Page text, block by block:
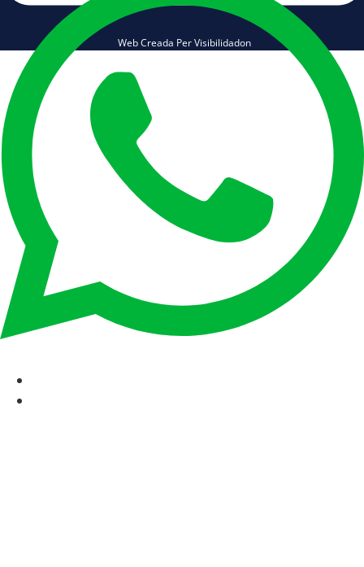
Web Creada Per Visibilidadon